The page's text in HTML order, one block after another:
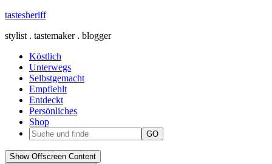
tastesheriff
stylist . tastemaker . blogger
Köstlich
Unterwegs
Selbstgemacht
Empfiehlt
Entdeckt
Persönliches
Shop
Show Offscreen Content